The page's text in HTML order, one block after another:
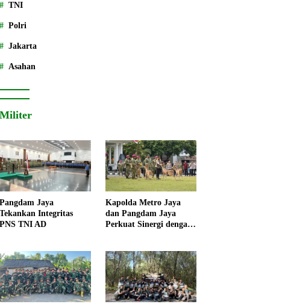
TNI
Polri
Jakarta
Asahan
Militer
Pangdam Jaya
Tekankan Integritas
PNS TNI AD
Kapolda Metro Jaya
dan Pangdam Jaya
Perkuat Sinergi dengan